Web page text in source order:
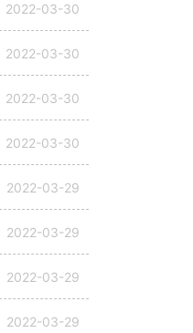
2022-03-30
2022-03-30
2022-03-30
2022-03-30
2022-03-29
2022-03-29
2022-03-29
2022-03-29